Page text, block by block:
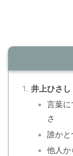
井上ひさ
言葉に
さ
誰かと
他人か